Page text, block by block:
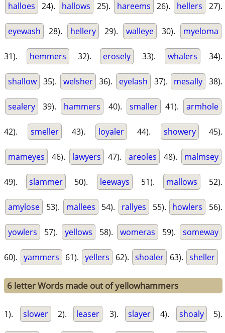
halloes 24). hallows 25). hareems 26). hellers 27).
eyewash 28). hellery 29). walleye 30). myeloma
31). hemmers 32). erosely 33). whalers 34).
shallow 35). welsher 36). eyelash 37). mesally 38).
sealery 39). hammers 40). smaller 41). armhole
42). smeller 43). loyaler 44). showery 45).
mameyes 46). lawyers 47). areoles 48). malmsey
49). slammer 50). leeways 51). mallows 52).
amylose 53). mallees 54). rallyes 55). howlers 56).
yowlers 57). yellows 58). womeras 59). someway
60). yammers 61). yellers 62). shoaler 63). sheller
6 letter Words made out of yellowhammers
1). slower 2). leaser 3). slayer 4). shoaly 5).